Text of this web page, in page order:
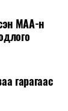
МАА-н
гарагаас